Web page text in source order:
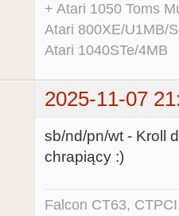
+ Atari 1050 Toms
Atari 800XE/U1MB/
Atari 1040STe/4MB
2025-11-07
sb/nd/pn/wt - Kroll
chrapiący :)
Falcon CT63,